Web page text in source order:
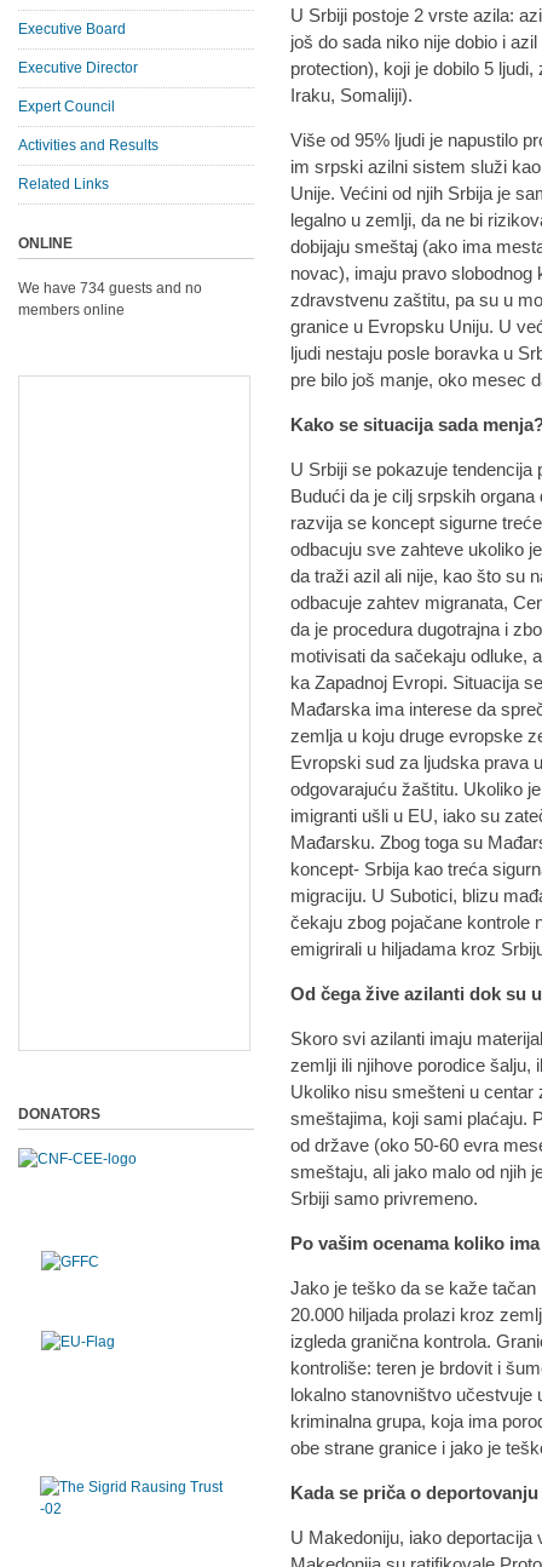
U Srbiji postoje 2 vrste azila:
još do sada niko nije dobio i
protection), koji je dobilo 5
Iraku, Somaliji).
Više od 95% ljudi je napustilo
im srpski azilni sistem služi
Unije. Većini od njih Srbija je
legalno u zemlji, da ne bi
dobijaju smeštaj (ako ima
novac), imaju pravo slobodnog
zdravstvenu zaštitu, pa su u
granice u Evropsku Uniju. U
ljudi nestaju posle boravka u
pre bilo još manje, oko mesec
Kako se situacija sada
U Srbiji se pokazuje tendencija
Budući da je cilj srpskih
razvija se koncept sigurne
odbacuju sve zahteve ukoliko
da traži azil ali nije, kao što su
odbacuje zahtev migranata,
da je procedura dugotrajna i
motivisati da sačekaju odluke,
ka Zapadnoj Evropi. Situacija
Mađarska ima interese da
zemlja u koju druge evropske
Evropski sud za ljudska prava
odgovarajuću žaštitu. Ukoliko
imigranti ušli u EU, iako su
Mađarsku. Zbog toga su
koncept- Srbija kao treća
migraciju. U Subotici, blizu
čekaju zbog pojačane kontrole
emigrirali u hiljadama kroz
Od čega žive azilanti dok su
Skoro svi azilanti imaju
zemlji ili njihove porodice šalju,
Ukoliko nisu smešteni u
smeštajima, koji sami plaćaju.
od države (oko 50-60 evra
smeštaju, ali jako malo od njih
Srbiji samo privremeno.
Po vašim ocenama koliko
Jako je teško da se kaže
20.000 hiljada prolazi kroz
izgleda granična kontrola.
kontroliše: teren je brdovit i
lokalno stanovništvo učestvuje
kriminalna grupa, koja ima
obe strane granice i jako je
Kada se priča o
U Makedoniju, iako
Executive Board
Executive Director
Expert Council
Activities and Results
Related Links
ONLINE
We have 734 guests and no
members online
DONATORS